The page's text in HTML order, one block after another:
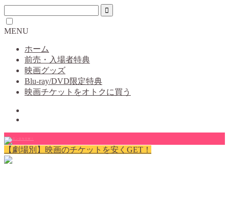
MENU
ホーム
前売・入場者特典
映画グッズ
Blu-ray/DVD限定特典
映画チケットをオトクに買う
【劇場別】映画のチケットを安くGET！